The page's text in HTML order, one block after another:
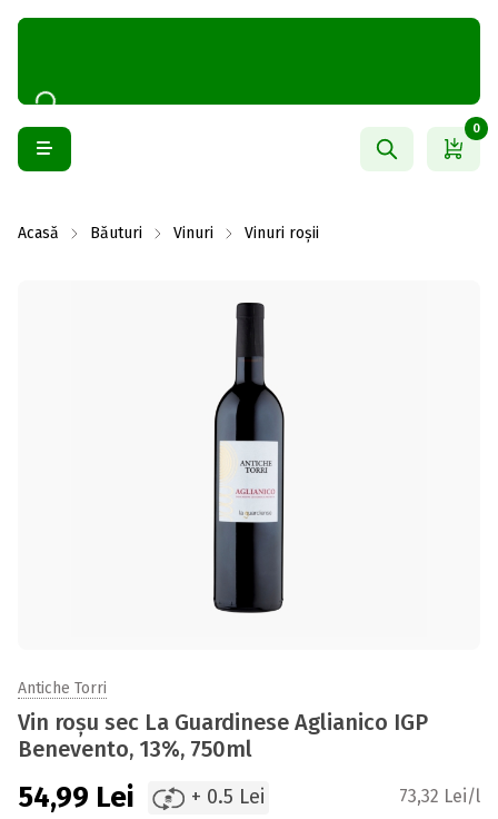
0
Acasă Băuturi Vinuri Vinuri roșii
Antiche Torri
Vin roșu sec La Guardinese Aglianico IGP
Benevento, 13%, 750ml
54,99 Lei + 0.5 Lei 73,32 Lei/l